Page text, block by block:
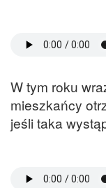
W tym roku
mieszkańcy
jeśli taka